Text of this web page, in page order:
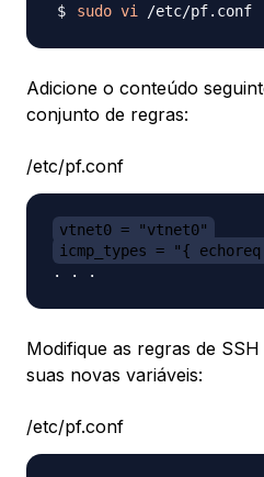
sudo vi
Adicione o conteúdo
conjunto de regras:
/etc/pf.conf
vtnet0 = "vtnet0"
icmp_types = "{
Modifique as regras de
suas novas variáveis:
/etc/pf.conf